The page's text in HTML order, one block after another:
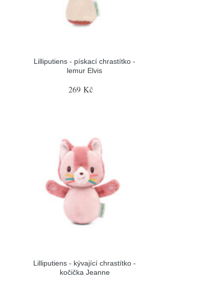
Lilliputiens - pískací chrastítko -
lemur Elvis
269 Kč
Lilliputiens - kývající chrastítko -
kočička Jeanne